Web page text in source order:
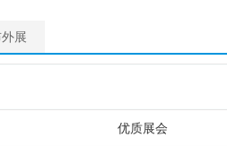
展
优质展会